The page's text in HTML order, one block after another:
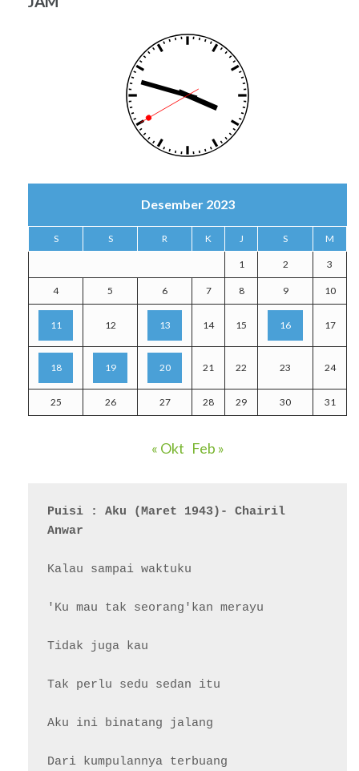
Desember 2023
S S R K J S M
1 2 3
4 5 6 7 8 9 10
11 12 13 14 15 16 17
18 19 20 21 22 23 24
25 26 27 28 29 30 31
« Okt Feb »
Puisi : Aku (Maret 1943)- Chairil
Anwar
Kalau sampai waktuku
'Ku mau tak seorang'kan merayu
Tidak juga kau
Tak perlu sedu sedan itu
Aku ini binatang jalang
Dari kumpulannya terbuang